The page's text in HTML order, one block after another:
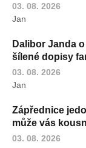
03. 08. 2026
Jan
Dalibor Janda
šílené dopisy
03. 08. 2026
Jan
Zápřednice
může vás
03. 08. 2026